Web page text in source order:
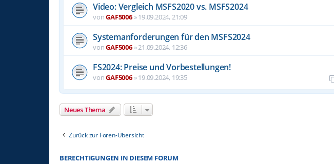
Video: Vergleich MSFS2020 vs. MSFS2024
vonGAF5006»19.09.2024, 21:09
Systemanforderungen für den MSFS2024
vonGAF5006»21.09.2024, 12:36
FS2024: Preise und Vorbestellungen!
vonGAF5006»19.09.2024, 19:35
Neues Thema
Zurück zur Foren-Übersicht
BERECHTIGUNGEN IN DIESEM FORUM